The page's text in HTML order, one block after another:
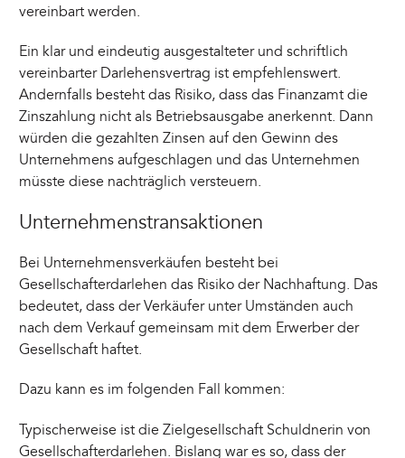
vereinbart werden.
Ein klar und eindeutig ausgestalteter und schriftlich
vereinbarter Darlehensvertrag ist empfehlenswert.
Andernfalls besteht das Risiko, dass das Finanzamt die
Zinszahlung nicht als Betriebsausgabe anerkennt. Dann
würden die gezahlten Zinsen auf den Gewinn des
Unternehmens aufgeschlagen und das Unternehmen
müsste diese nachträglich versteuern.
Unternehmenstransaktionen
Bei Unternehmensverkäufen besteht bei
Gesellschafterdarlehen das Risiko der Nachhaftung. Das
bedeutet, dass der Verkäufer unter Umständen auch
nach dem Verkauf gemeinsam mit dem Erwerber der
Gesellschaft haftet.
Dazu kann es im folgenden Fall kommen:
Typischerweise ist die Zielgesellschaft Schuldnerin von
Gesellschafterdarlehen. Bislang war es so, dass der